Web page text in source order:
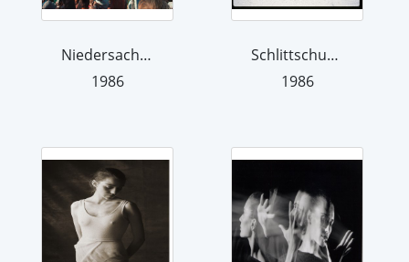
Niedersachsenstadion
1986
Schlittschuhlaufen am Maschsee
1986